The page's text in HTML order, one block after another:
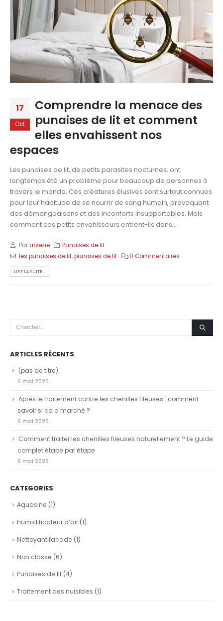
17
Oct
Comprendre la menace des
punaises de lit et comment
elles envahissent nos
espaces
Les punaises de lit, de petits parasites nocturnes, ont
longtemps été un problème pour beaucoup de personnes à
travers le monde. Ces créatures élusives sont surtout connues
pour leur habitude de se nourrir de sang humain, provoquant
des démangeaisons et des inconforts insupportables. Mais
comment ces petits envahisseurs entrent-ils dans...
Pararsene
Punaises de lit
les punaises de lit,punaises de lit 0 Commentaires
LIRE LA SUITE...
ARTICLES RÉCENTS
(pas de titre)
6 mai 2026
Après le traitement contre les chenilles fileuses : comment
savoir si ça a marché ?
6 mai 2026
Comment traiter les chenilles fileuses naturellement ? Le guide
complet étape par étape
6 mai 2026
CATEGORIES
Aquasine (1)
humidificateur d’air (1)
Nettoyant façade (1)
Non classé (6)
Punaises de lit (4)
Traitement des nuisibles (1)